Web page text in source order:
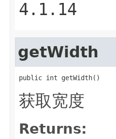
4.1.14
getWidth
public int getWidth()
获取宽度
Returns: